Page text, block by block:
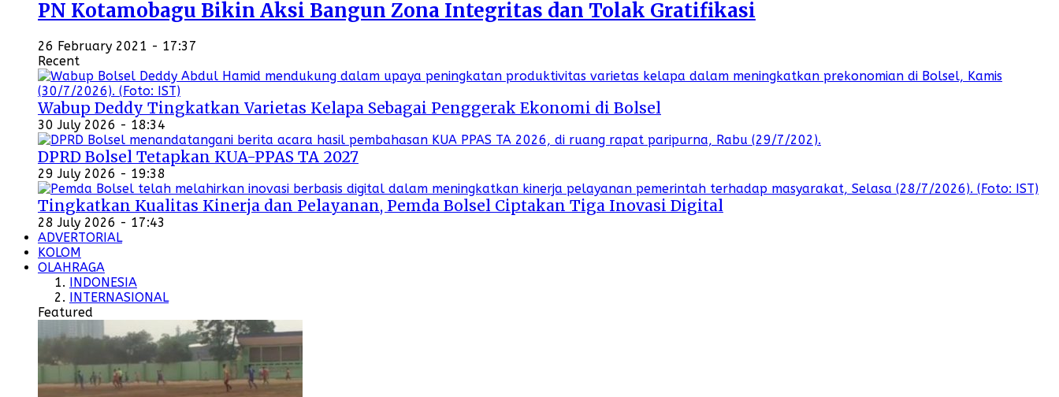
PN Kotamobagu Bikin Aksi Bangun Zona Integritas dan Tolak Gratifikasi
26 February 2021 - 17:37
Recent
Wabup Deddy Tingkatkan Varietas Kelapa Sebagai Penggerak Ekonomi di Bolsel
30 July 2026 - 18:34
DPRD Bolsel Tetapkan KUA-PPAS TA 2027
29 July 2026 - 19:38
Tingkatkan Kualitas Kinerja dan Pelayanan, Pemda Bolsel Ciptakan Tiga Inovasi Digital
28 July 2026 - 17:43
ADVERTORIAL
KOLOM
OLAHRAGA
INDONESIA
INTERNASIONAL
Featured